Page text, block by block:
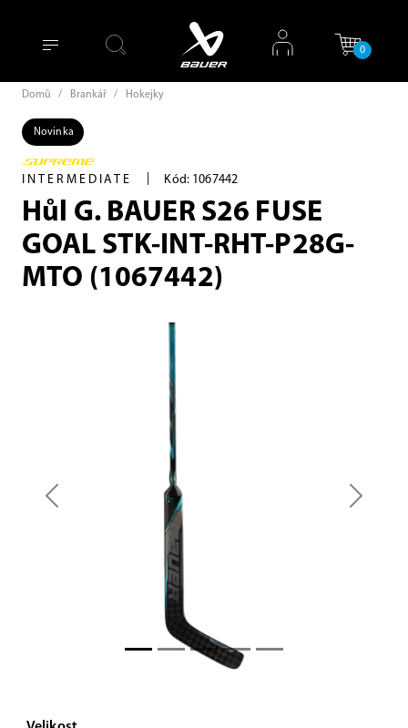
0
Domů / Brankář / Hokejky
Novinka
INTERMEDIATE Kód: 1067442
Hůl G. BAUER S26 FUSE
GOAL STK-INT-RHT-P28G-
MTO (1067442)
Previous Next